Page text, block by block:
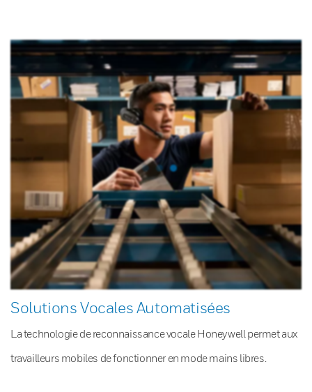
Solutions Vocales Automatisées
La technologie de reconnaissance vocale Honeywell permet aux
travailleurs mobiles de fonctionner en mode mains libres.